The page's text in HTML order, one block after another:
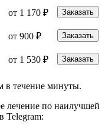
от 1 170 ₽ Заказать
от 900 ₽ Заказать
от 1 530 ₽ Заказать
в течение минуты.
лечение по наилучшей
Telegram: